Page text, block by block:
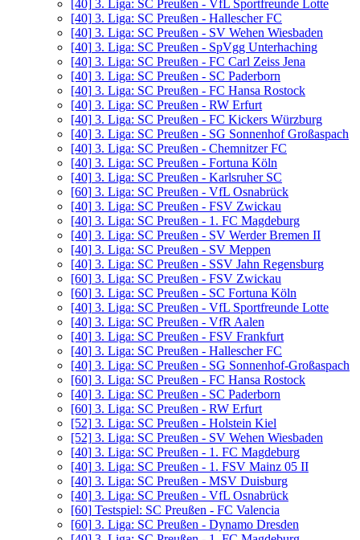
[40] 3. Liga: SC Preußen - VfL Sportfreunde Lotte
[40] 3. Liga: SC Preußen - Hallescher FC
[40] 3. Liga: SC Preußen - SV Wehen Wiesbaden
[40] 3. Liga: SC Preußen - SpVgg Unterhaching
[40] 3. Liga: SC Preußen - FC Carl Zeiss Jena
[40] 3. Liga: SC Preußen - SC Paderborn
[40] 3. Liga: SC Preußen - FC Hansa Rostock
[40] 3. Liga: SC Preußen - RW Erfurt
[40] 3. Liga: SC Preußen - FC Kickers Würzburg
[40] 3. Liga: SC Preußen - SG Sonnenhof Großaspach
[40] 3. Liga: SC Preußen - Chemnitzer FC
[40] 3. Liga: SC Preußen - Fortuna Köln
[40] 3. Liga: SC Preußen - Karlsruher SC
[60] 3. Liga: SC Preußen - VfL Osnabrück
[40] 3. Liga: SC Preußen - FSV Zwickau
[40] 3. Liga: SC Preußen - 1. FC Magdeburg
[40] 3. Liga: SC Preußen - SV Werder Bremen II
[40] 3. Liga: SC Preußen - SV Meppen
[40] 3. Liga: SC Preußen - SSV Jahn Regensburg
[60] 3. Liga: SC Preußen - FSV Zwickau
[60] 3. Liga: SC Preußen - SC Fortuna Köln
[40] 3. Liga: SC Preußen - VfL Sportfreunde Lotte
[40] 3. Liga: SC Preußen - VfR Aalen
[40] 3. Liga: SC Preußen - FSV Frankfurt
[40] 3. Liga: SC Preußen - Hallescher FC
[40] 3. Liga: SC Preußen - SG Sonnenhof-Großaspach
[60] 3. Liga: SC Preußen - FC Hansa Rostock
[40] 3. Liga: SC Preußen - SC Paderborn
[60] 3. Liga: SC Preußen - RW Erfurt
[52] 3. Liga: SC Preußen - Holstein Kiel
[52] 3. Liga: SC Preußen - SV Wehen Wiesbaden
[40] 3. Liga: SC Preußen - 1. FC Magdeburg
[40] 3. Liga: SC Preußen - 1. FSV Mainz 05 II
[40] 3. Liga: SC Preußen - MSV Duisburg
[40] 3. Liga: SC Preußen - VfL Osnabrück
[60] Testspiel: SC Preußen - FC Valencia
[60] 3. Liga: SC Preußen - Dynamo Dresden